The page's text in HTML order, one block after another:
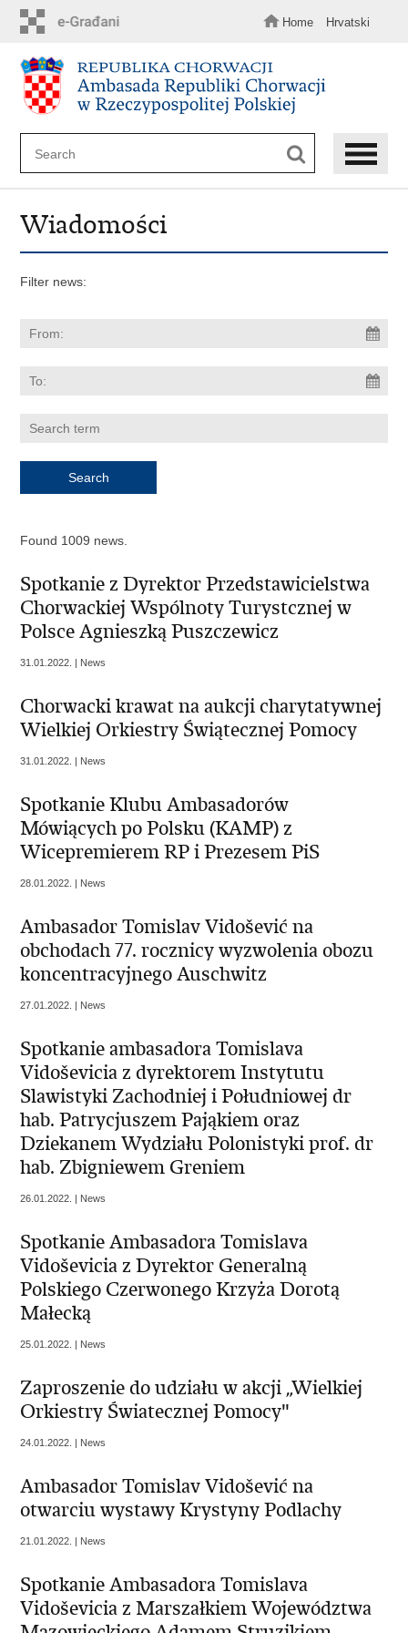
content
Home Hrvatski
Wiadomości
Filter news:
Found 1009 news.
Spotkanie z Dyrektor Przedstawicielstwa
Chorwackiej Wspólnoty Turystcznej w
Polsce Agnieszką Puszczewicz
31.01.2022. | News
Chorwacki krawat na aukcji charytatywnej
Wielkiej Orkiestry Świątecznej Pomocy
31.01.2022. | News
Spotkanie Klubu Ambasadorów
Mówiących po Polsku (KAMP) z
Wicepremierem RP i Prezesem PiS
28.01.2022. | News
Ambasador Tomislav Vidošević na
obchodach 77. rocznicy wyzwolenia obozu
koncentracyjnego Auschwitz
27.01.2022. | News
Spotkanie ambasadora Tomislava
Vidoševicia z dyrektorem Instytutu
Slawistyki Zachodniej i Południowej dr
hab. Patrycjuszem Pająkiem oraz
Dziekanem Wydziału Polonistyki prof. dr
hab. Zbigniewem Greniem
26.01.2022. | News
Spotkanie Ambasadora Tomislava
Vidoševicia z Dyrektor Generalną
Polskiego Czerwonego Krzyża Dorotą
Małecką
25.01.2022. | News
Zaproszenie do udziału w akcji „Wielkiej
Orkiestry Światecznej Pomocy"
24.01.2022. | News
Ambasador Tomislav Vidošević na
otwarciu wystawy Krystyny Podlachy
21.01.2022. | News
Spotkanie Ambasadora Tomislava
Vidoševicia z Marszałkiem Województwa